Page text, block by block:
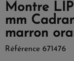
Montre
mm
marron
Référence 671476